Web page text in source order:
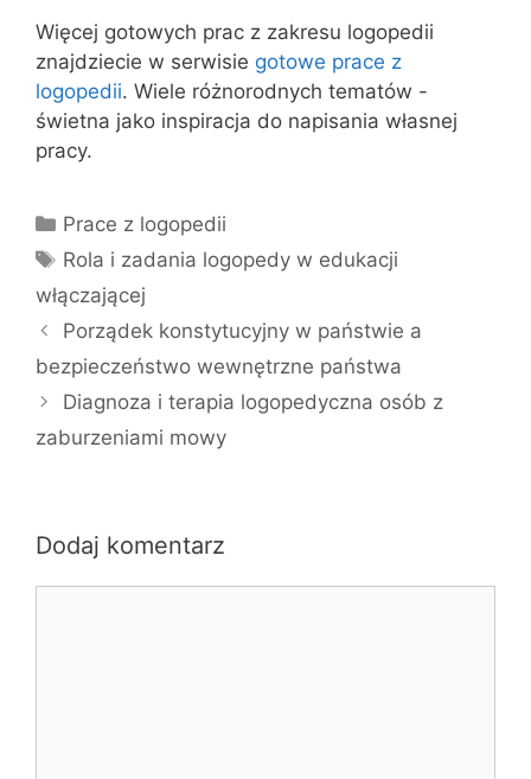
Więcej gotowych prac z zakresu logopedii
znajdziecie w serwisie gotowe prace z
logopedii. Wiele różnorodnych tematów -
świetna jako inspiracja do napisania własnej
pracy.
Kategorie
Prace z logopedii
Tagi
Rola i zadania logopedy w edukacji
włączającej
Porządek konstytucyjny w państwie a
bezpieczeństwo wewnętrzne państwa
Diagnoza i terapia logopedyczna osób z
zaburzeniami mowy
Dodaj komentarz